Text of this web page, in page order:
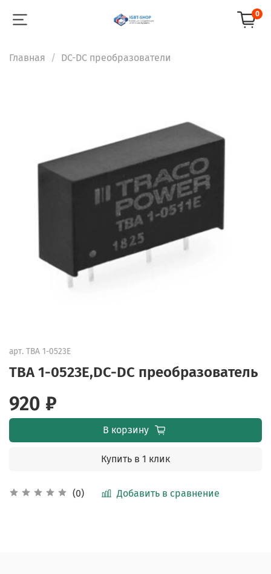
0
Главная DC-DC преобразователи
арт. TBA 1-0523E
TBA 1-0523E,DC-DC преобразователь
(0) Добавить в сравнение
920 ₽
В корзину
Купить в 1 клик